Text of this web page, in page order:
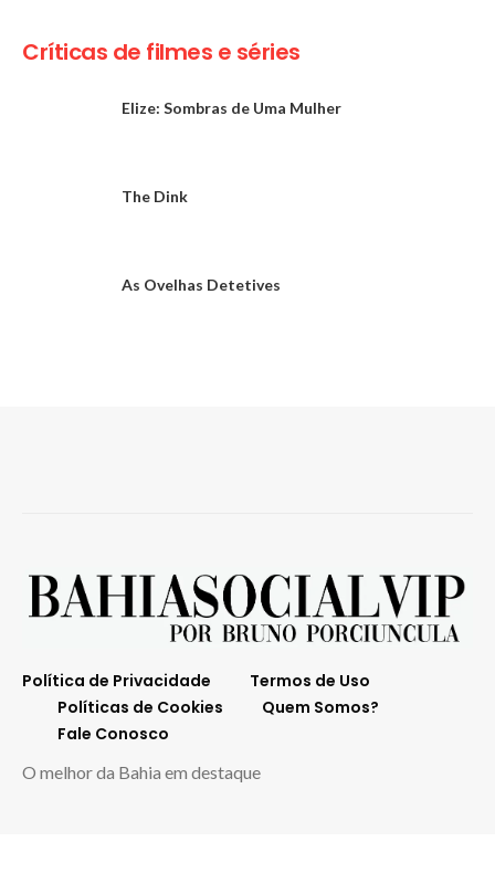
Críticas de filmes e séries
Elize: Sombras de Uma Mulher
The Dink
As Ovelhas Detetives
Política de Privacidade
Termos de Uso
Políticas de Cookies
Quem Somos?
Fale Conosco
O melhor da Bahia em destaque